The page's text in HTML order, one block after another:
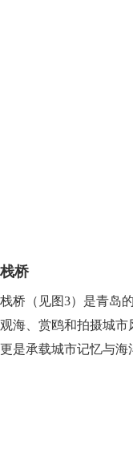
栈桥
栈桥（见图3）是青岛
观海、赏鸥和拍摄城
更是承载城市记忆与海